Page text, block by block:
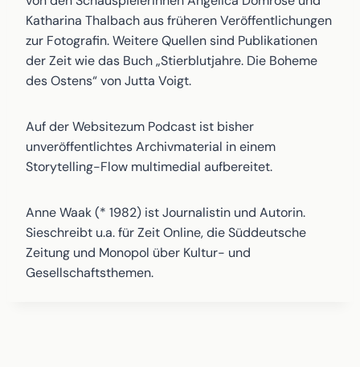
Katharina Thalbach aus früheren Veröffentlichungen
zur Fotografin. Weitere Quellen sind Publikationen
der Zeit wie das Buch „Stierblutjahre. Die Boheme
des Ostens“ von Jutta Voigt.
Auf der Websitezum Podcast ist bisher
unveröffentlichtes Archivmaterial in einem
Storytelling-Flow multimedial aufbereitet.
Anne Waak (* 1982) ist Journalistin und Autorin.
Sieschreibt u.a. für Zeit Online, die Süddeutsche
Zeitung und Monopol über Kultur- und
Gesellschaftsthemen.